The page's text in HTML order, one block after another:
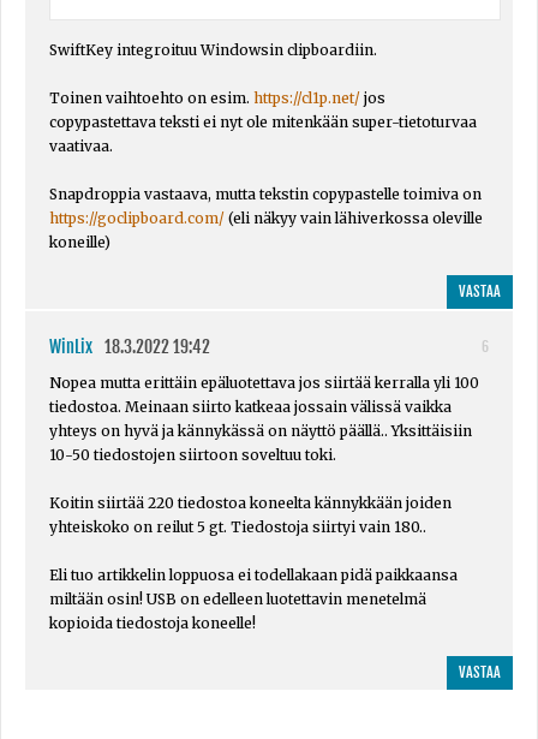
SwiftKey integroituu Windowsin clipboardiin.
Toinen vaihtoehto on esim. https://cl1p.net/ jos
copypastettava teksti ei nyt ole mitenkään super-tietoturvaa
vaativaa.
Snapdroppia vastaava, mutta tekstin copypastelle toimiva on
https://goclipboard.com/ (eli näkyy vain lähiverkossa oleville
koneille)
VASTAA
WinLix 18.3.2022 19:42
6
Nopea mutta erittäin epäluotettava jos siirtää kerralla yli 100
tiedostoa. Meinaan siirto katkeaa jossain välissä vaikka
yhteys on hyvä ja kännykässä on näyttö päällä.. Yksittäisiin
10-50 tiedostojen siirtoon soveltuu toki.
Koitin siirtää 220 tiedostoa koneelta kännykkään joiden
yhteiskoko on reilut 5 gt. Tiedostoja siirtyi vain 180..
Eli tuo artikkelin loppuosa ei todellakaan pidä paikkaansa
miltään osin! USB on edelleen luotettavin menetelmä
kopioida tiedostoja koneelle!
VASTAA